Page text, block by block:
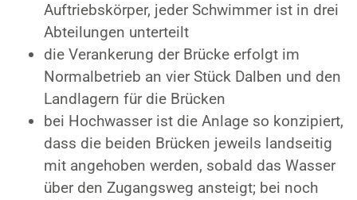
Auftriebskörper, jeder Schwimmer ist in drei
Abteilungen unterteilt
die Verankerung der Brücke erfolgt im
Normalbetrieb an vier Stück Dalben und den
Landlagern für die Brücken
bei Hochwasser ist die Anlage so konzipiert,
dass die beiden Brücken jeweils landseitig
mit angehoben werden, sobald das Wasser
über den Zugangsweg ansteigt; bei noch